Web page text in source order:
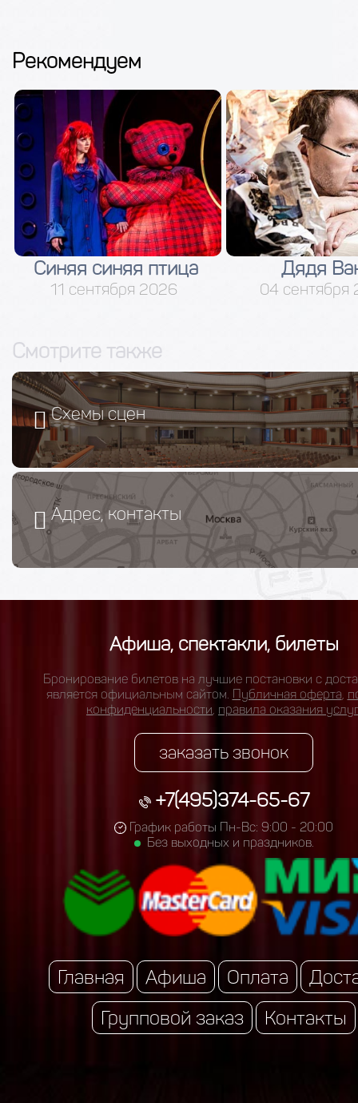
Рекомендуем
Синяя синяя птица
11 сентября 2026
Дядя
04 сентября
Смотрите также
Схемы сцен
Адрес, контакты
Афиша, спектакли, билеты
Бронирование билетов на лучшие постановки с
является официальным сайтом. Публичная оферта,
конфиденциальности, правила оказания услуг
заказать звонок
+7(495)374-65-67
График работы Пн-Вс: 9:00 - 20:00
Без выходных и праздников.
Главная Афиша Оплата
Групповой заказ
Контакты